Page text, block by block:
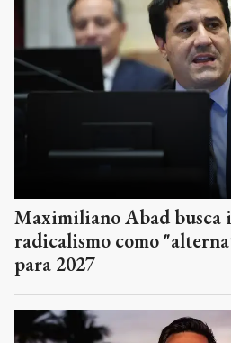
Maximiliano Abad busca
radicalismo como
para 2027